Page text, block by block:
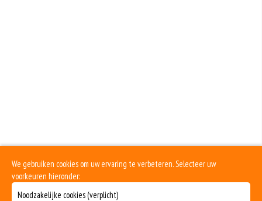
We gebruiken cookies om uw ervaring te verbeteren. Selecteer uw
voorkeuren hieronder:
Noodzakelijke cookies (verplicht)